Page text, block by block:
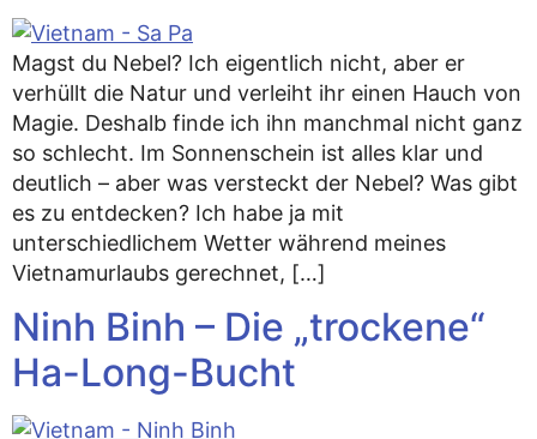
Magst du Nebel? Ich eigentlich nicht, aber er
verhüllt die Natur und verleiht ihr einen Hauch von
Magie. Deshalb finde ich ihn manchmal nicht ganz
so schlecht. Im Sonnenschein ist alles klar und
deutlich – aber was versteckt der Nebel? Was gibt
es zu entdecken? Ich habe ja mit
unterschiedlichem Wetter während meines
Vietnamurlaubs gerechnet, […]
Ninh Binh – Die „trockene“
Ha-Long-Bucht